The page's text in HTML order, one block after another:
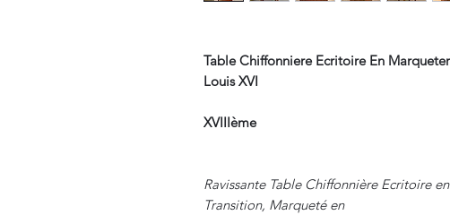
Table Chiffonniere Ecritoire En
Louis XVI
XVIIIème
Ravissante Table Chiffonnière Ecritoire
Transition, Marqueté en